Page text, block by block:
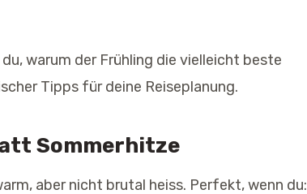
warum der Frühling die vielleicht beste
Tipps für deine Reiseplanung.
Sommerhitze
aber nicht brutal heiss. Perfekt, wenn du: